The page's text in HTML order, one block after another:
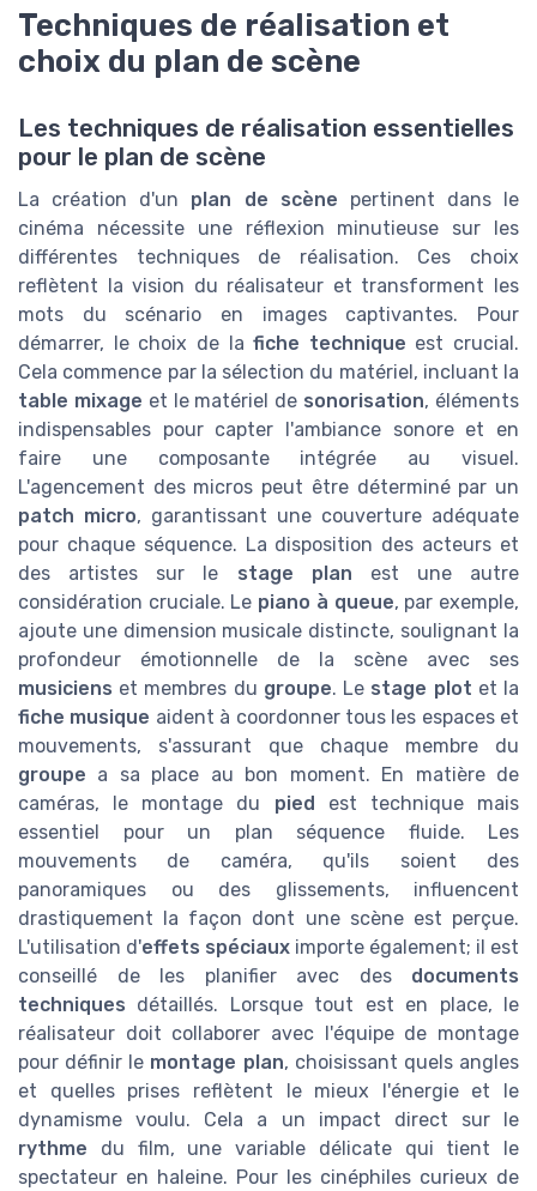
Techniques de réalisation et
choix du plan de scène
Les techniques de réalisation essentielles
pour le plan de scène
La création d'un plan de scène pertinent dans le
cinéma nécessite une réflexion minutieuse sur les
différentes techniques de réalisation. Ces choix
reflètent la vision du réalisateur et transforment les
mots du scénario en images captivantes. Pour
démarrer, le choix de lafiche technique est crucial.
Cela commence par la sélection du matériel, incluant la
table mixage et le matériel de sonorisation, éléments
indispensables pour capter l'ambiance sonore et en
faire une composante intégrée au visuel.
L'agencement des micros peut être déterminé par un
patch micro, garantissant une couverture adéquate
pour chaque séquence. La disposition des acteurs et
des artistes sur le stage plan est une autre
considération cruciale. Le piano à queue, par exemple,
ajoute une dimension musicale distincte, soulignant la
profondeur émotionnelle de la scène avec ses
musiciens et membres du groupe. Le stage plot et la
fiche musique aident à coordonner tous les espaces et
mouvements, s'assurant que chaque membre du
groupe a sa place au bon moment. En matière de
caméras, le montage du pied
est technique mais
essentiel pour un plan séquence fluide. Les
mouvements de caméra, qu'ils soient des
panoramiques ou des glissements, influencent
drastiquement la façon dont une scène est perçue.
L'utilisation d'effets spéciaux importe également; il est
conseillé de les planifier avec des documents
techniques détaillés. Lorsque tout est en place, le
réalisateur doit collaborer avec l'équipe de montage
pour définir le montage plan, choisissant quels angles
et quelles prises reflètent le mieux l'énergie et le
dynamisme voulu. Cela a un impact direct sur le
rythme du film, une variable délicate qui tient le
spectateur en haleine. Pour les cinéphiles curieux de